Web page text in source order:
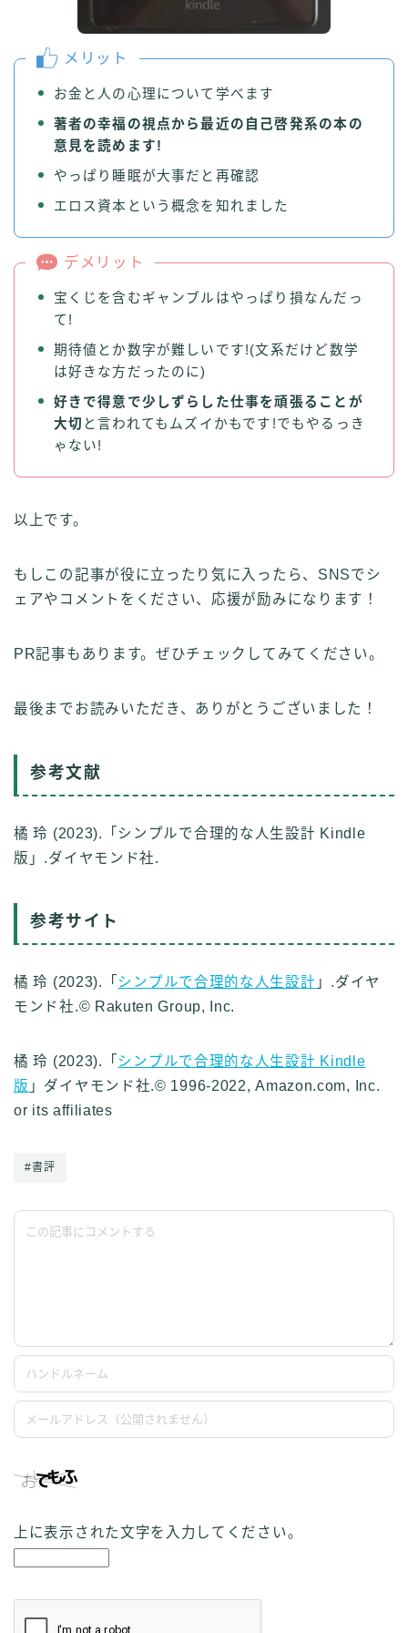
Follow Me ブログ更新の励みになります！
メリット
お金と人の心理について学べます
著者の幸福の視点から最近の自己啓発系の本の
意見を読めます!
やっぱり睡眠が大事だと再確認
エロス資本という概念を知れました
デメリット
宝くじを含むギャンブルはやっぱり損なんだっ
て!
期待値とか数字が難しいです!(文系だけど数学
は好きな方だったのに)
好きで得意で少しずらした仕事を頑張ることが
大切 と言われてもムズイかもです!でもやるっき
ゃない!
以上です。
もしこの記事が役に立ったり気に入ったら、SNSでシ
ェアやコメントをください、応援が励みになります！
PR記事もあります。ぜひチェックしてみてください。
最後までお読みいただき、ありがとうございました！
参考文献
橘 玲 (2023).「シンプルで合理的な人生設計 Kindle
版」.ダイヤモンド社.
参考サイト
橘 玲 (2023).「 シンプルで合理的な人生設計 」.ダイヤ
モンド社.© Rakuten Group, Inc.
橘 玲 (2023).「 シンプルで合理的な人生設計 Kindle
版 」ダイヤモンド社.© 1996-2022, Amazon.com, Inc.
or its affiliates
#書評
上に表示された文字を入力してください。